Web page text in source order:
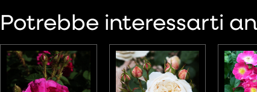
Potrebbe interessarti